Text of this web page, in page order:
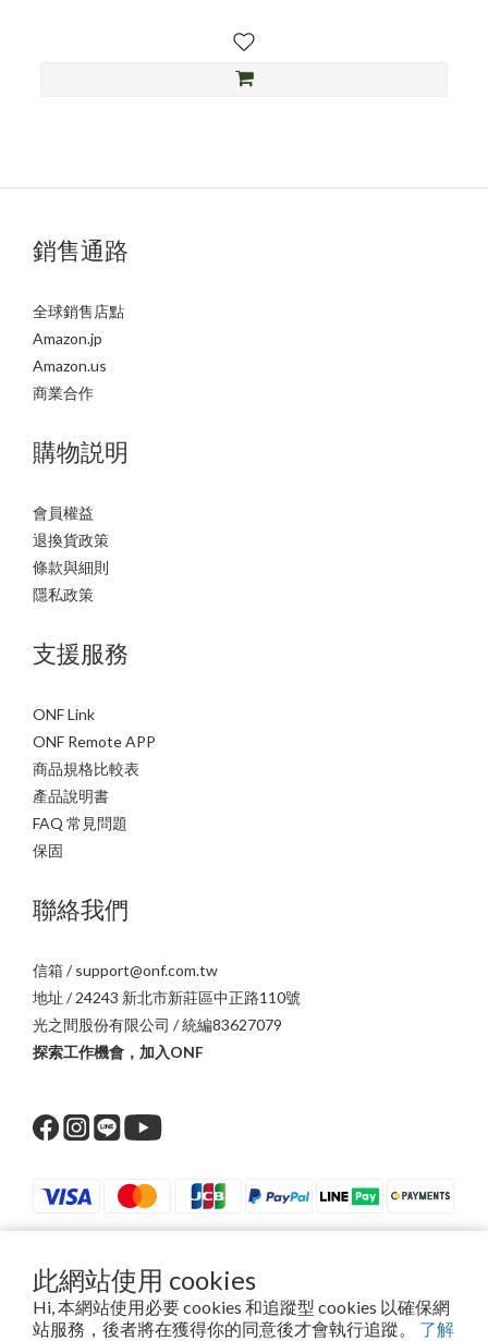
此網站使用 cookies
Hi, 本網站使用必要 cookies 和追蹤型 cookies 以確保網
站服務，後者將在獲得你的同意後才會執行追蹤。 了解
銷售通路
全球銷售店點
Amazon.jp
Amazon.us
商業合作
購物説明
會員權益
退換貨政策
條款與細則
隱私政策
支援服務
ONF Link
ONF Remote APP
商品規格比較表
產品說明書
FAQ 常見問題
保固
聯絡我們
信箱 / support@onf.com.tw
地址 / 24243 新北市新莊區中正路110號
光之間股份有限公司 / 統編83627079
探索工作機會，加入ONF
$ TWD 繁體中文